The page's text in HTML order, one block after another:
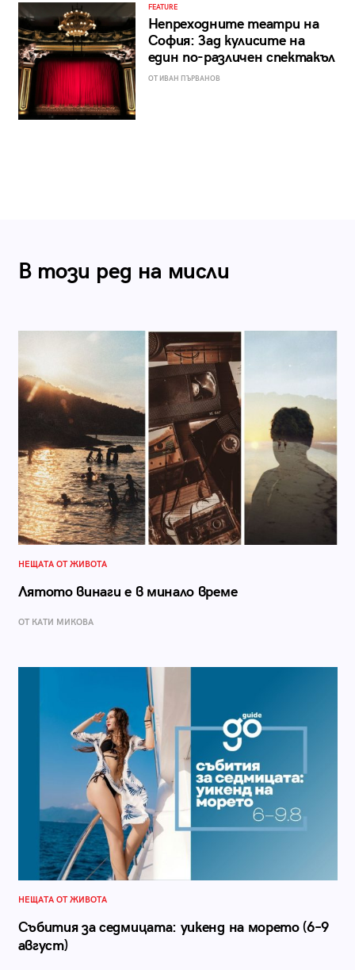
FEATURE
Непреходните театри на
София: Зад кулисите на
един по-различен спектакъл
ОТ ИВАН ПЪРВАНОВ
В този ред на мисли
НЕЩАТА ОТ ЖИВОТА
Лятото винаги е в минало време
ОТ КАТИ МИКОВА
НЕЩАТА ОТ ЖИВОТА
Събития за седмицата: уикенд на морето (6–9
август)